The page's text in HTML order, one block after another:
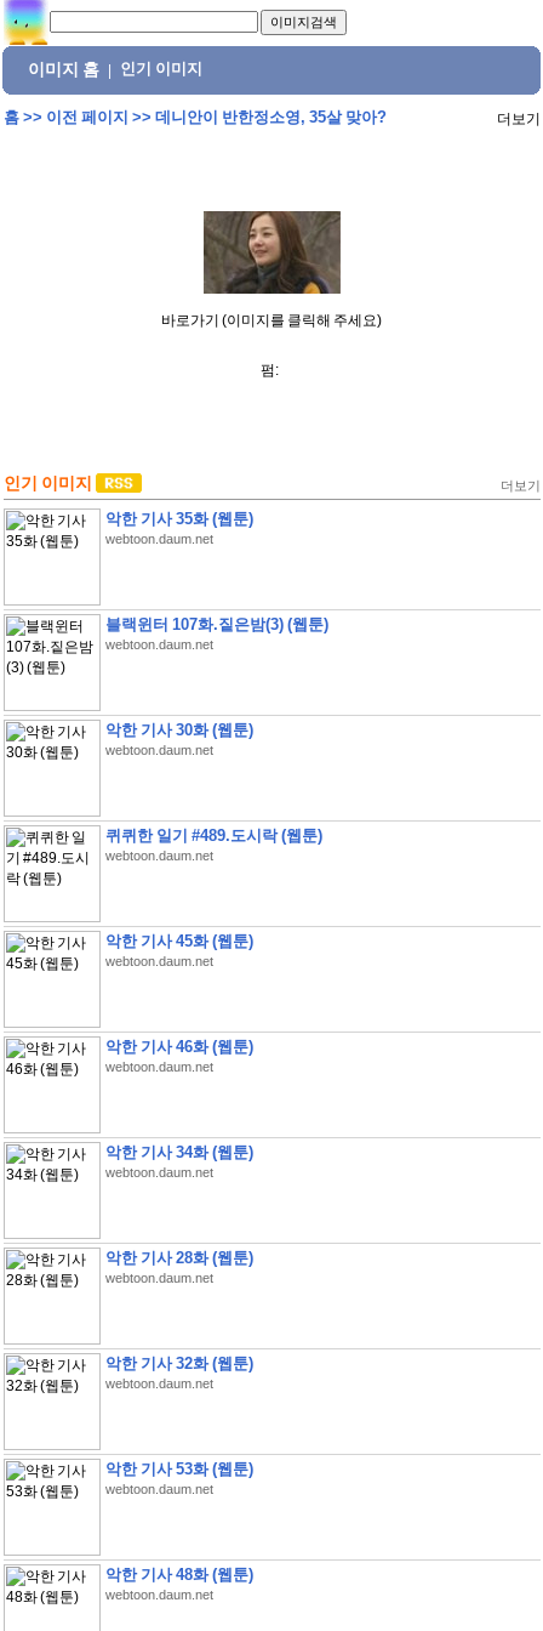
이미지 홈 인기 이미지
홈>> 이전 페이지 >> 데니안이 반한정소영, 35살 맞아? 더보기
바로가기 (이미지를 클릭해 주세요)
펌:
인기 이미지 더보기
악한 기사 35화 (웹툰)
webtoon.daum.net
블랙윈터 107화.짙은밤(3) (웹툰)
webtoon.daum.net
악한 기사 30화 (웹툰)
webtoon.daum.net
퀴퀴한 일기 #489.도시락 (웹툰)
webtoon.daum.net
악한 기사 45화 (웹툰)
webtoon.daum.net
악한 기사 46화 (웹툰)
webtoon.daum.net
악한 기사 34화 (웹툰)
webtoon.daum.net
악한 기사 28화 (웹툰)
webtoon.daum.net
악한 기사 32화 (웹툰)
webtoon.daum.net
악한 기사 53화 (웹툰)
webtoon.daum.net
악한 기사 48화 (웹툰)
webtoon.daum.net